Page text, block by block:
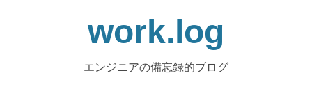
work.log
エンジニアの備忘録的ブログ